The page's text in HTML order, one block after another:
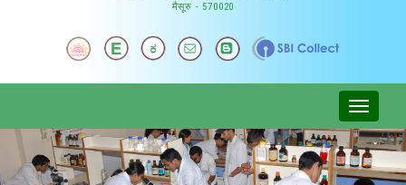
मैसूरु - 570020